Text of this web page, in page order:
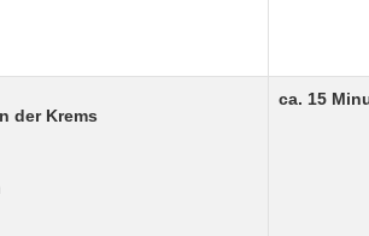
der Krems
ca. 15